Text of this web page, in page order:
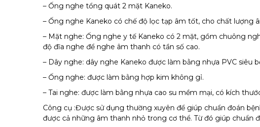
– Ống nghe tổng quát 2 mặt Kaneko.
– Ống nghe Kaneko có chế độ lọc tạp âm tốt, cho chất lượng
– Mặt nghe: Ống nghe y tế Kaneko có 2 mặt, gồm chuông
độ đĩa nghe để nghe âm thanh có tần số cao.
– Dây nghe: dây nghe Kaneko được làm bằng nhựa PVC siêu
– Ống nghe: được làm bằng hợp kim không gỉ.
– Tai nghe: được làm bằng nhựa cao su mềm mại, có kích
Công cụ :Được sử dụng thường xuyên để giúp chuẩn đoán
được cả những âm thanh nhỏ trong cơ thể. Từ đó giúp chuẩn